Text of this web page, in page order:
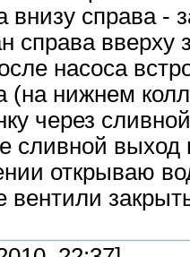
внизу справа -
справа вверху
насоса
(на нижнем
через
сливной выход
открываю